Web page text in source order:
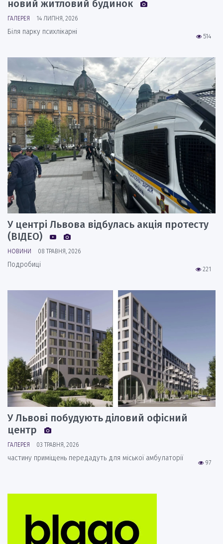
новий житловий будинок
ГАЛЕРЕЯ 14 ЛИПНЯ, 2026
514
Біля парку психлікарні
У центрі Львова відбулась акція протесту
(ВІДЕО)
НОВИНИ 08 ТРАВНЯ, 2026
221
Подробиці
У Львові побудують діловий офісний
центр
ГАЛЕРЕЯ 03 ТРАВНЯ, 2026
97
частину приміщень передадуть для міської амбулаторії